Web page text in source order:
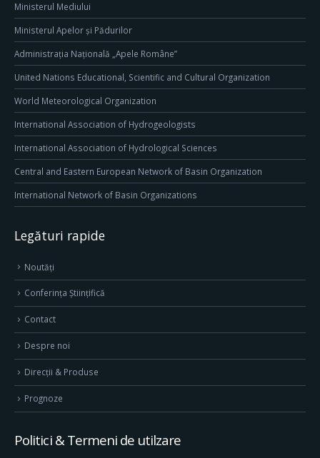
Ministerul Mediului
Ministerul Apelor și Pădurilor
Administrația Națională „Apele Române”
United Nations Educational, Scientific and Cultural Organization
World Meteorological Organization
International Association of Hydrogeologists
International Association of Hydrological Sciences
Central and Eastern European Network of Basin Organization
International Network of Basin Organizations
Legături rapide
Noutăți
Conferința Științifică
Contact
Despre noi
Direcţii & Produse
Prognoze
Politici & Termeni de utilzare